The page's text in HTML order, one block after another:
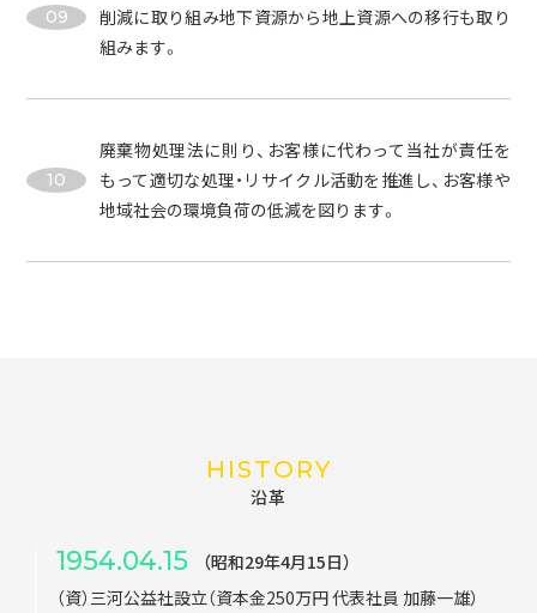
09
削減に取り組み地下資源から地上資源への移行も取り
組みます。
10
廃棄物処理法に則り、お客様に代わって当社が責任を
もって適切な処理・リサイクル活動を推進し、お客様や
地域社会の環境負荷の低減を図ります。
HISTORY
沿革
1954.04.15
（昭和29年4月15日）
（資）三河公益社設立（資本金250万円 代表社員 加藤一雄）